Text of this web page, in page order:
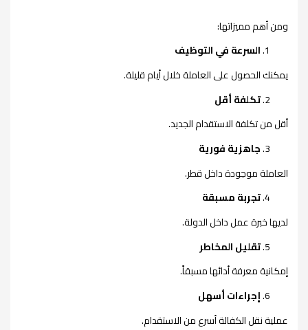
ومن أهم مميزاتها:
السرعة في التوظيف
يمكنك الحصول على العاملة خلال أيام قليلة.
تكلفة أقل
أقل من تكلفة الاستقدام الجديد.
جاهزية فورية
العاملة موجودة داخل قطر.
تجربة مسبقة
لديها خبرة عمل داخل الدولة.
تقليل المخاطر
إمكانية معرفة أدائها مسبقاً.
إجراءات أسهل
عملية نقل الكفالة أسرع من الاستقدام.